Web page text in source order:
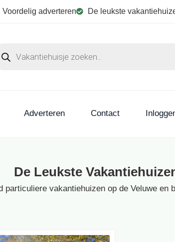
Voordelig adverteren De leukste
Adverteren Contact
De Leukste
particuliere vakantiehuizen op de Veluwe